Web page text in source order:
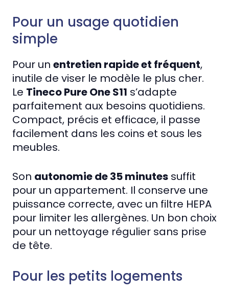
Pour un usage quotidien
simple
Pour un entretien rapide et fréquent,
inutile de viser le modèle le plus cher.
Le Tineco Pure One S11 s’adapte
parfaitement aux besoins quotidiens.
Compact, précis et efficace, il passe
facilement dans les coins et sous les
meubles.
Son autonomie de 35 minutes suffit
pour un appartement. Il conserve une
puissance correcte, avec un filtre HEPA
pour limiter les allergènes. Un bon choix
pour un nettoyage régulier sans prise
de tête.
Pour les petits logements